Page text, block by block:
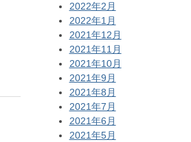
2022年2月
2022年1月
2021年12月
2021年11月
2021年10月
2021年9月
2021年8月
2021年7月
2021年6月
2021年5月